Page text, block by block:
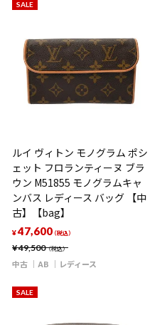
SALE
ルイ ヴィトン モノグラム ポシ
ェット フロランティーヌ ブラ
ウン M51855 モノグラムキャ
ンバス レディース バッグ 【中
古】【bag】
¥49,500（税込）
¥47,600（税込）
中古 AB レディース
SALE